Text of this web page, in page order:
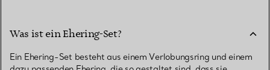
Was ist ein Ehering-Set?
Ein Ehering-Set besteht aus einem Verlobungsring und einem